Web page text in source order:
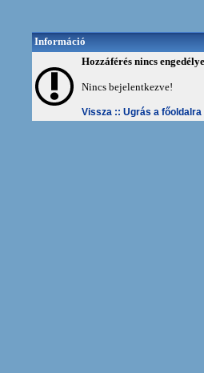
Információ
Hozzáférés nincs
Nincs bejelentkezve!
Vissza :: Ugrás a főoldalra